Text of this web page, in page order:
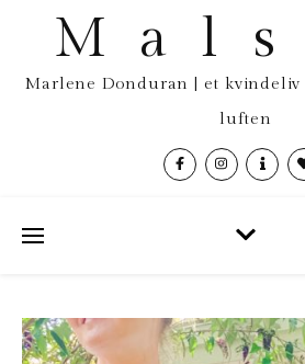
Marlene Donduran | et kvindeliv
luften